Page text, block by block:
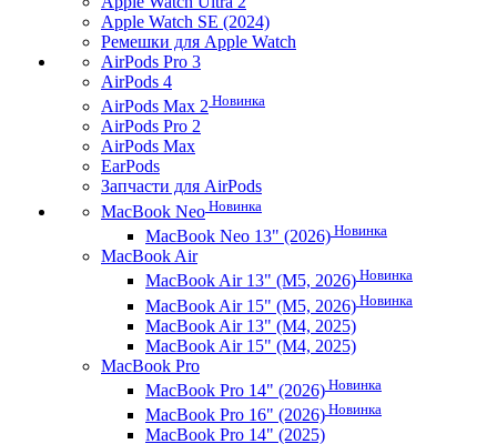
Apple Watch SE (2024)
Ремешки для Apple Watch
AirPods Pro 3
AirPods 4
AirPods Max 2 Новинка
AirPods Pro 2
AirPods Max
EarPods
Запчасти для AirPods
MacBook Neo Новинка
MacBook Neo 13" (2026) Новинка
MacBook Air
MacBook Air 13" (M5, 2026) Новинка
MacBook Air 15" (M5, 2026) Новинка
MacBook Air 13" (M4, 2025)
MacBook Air 15" (M4, 2025)
MacBook Pro
MacBook Pro 14" (2026) Новинка
MacBook Pro 16" (2026) Новинка
MacBook Pro 14" (2025)